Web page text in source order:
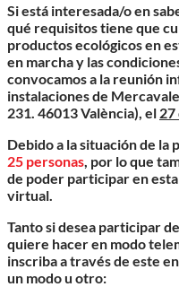
Si está interesada/o en
qué requisitos tiene que
productos ecológicos en
en marcha y las
convocamos a la reunión
instalaciones de
231. 46013 València), el 27
Debido a la situación de la
25 personas, por lo que
de poder participar en
virtual.
Tanto si desea participar
quiere hacer en modo
inscriba a través de este
un modo u otro: